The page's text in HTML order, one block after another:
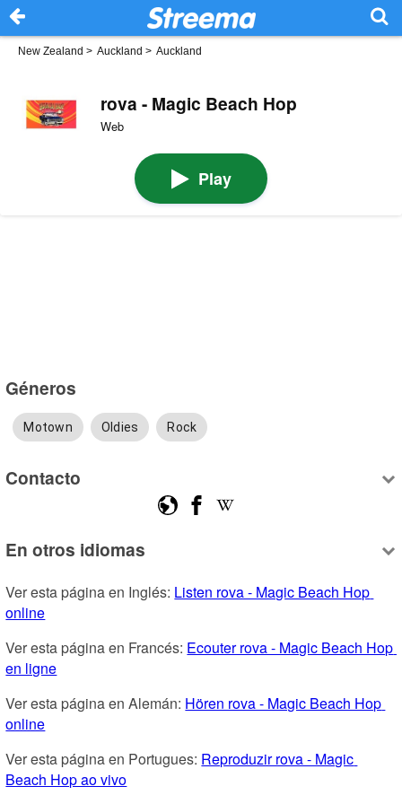
New Zealand > Auckland > Auckland
rova - Magic Beach Hop
Web
Play
Géneros
Motown Oldies Rock
Contacto
En otros idiomas
Ver esta página en Inglés: Listen rova - Magic Beach Hop
online
Ver esta página en Francés: Ecouter rova - Magic Beach Hop
en ligne
Ver esta página en Alemán: Hören rova - Magic Beach Hop
online
Ver esta página en Portugues: Reproduzir rova - Magic
Beach Hop ao vivo